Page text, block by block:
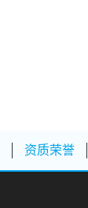
资质荣誉